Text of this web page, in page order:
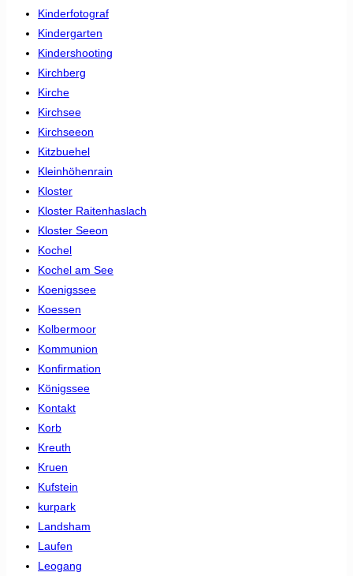
Kinderfotograf
Kindergarten
Kindershooting
Kirchberg
Kirche
Kirchsee
Kirchseeon
Kitzbuehel
Kleinhöhenrain
Kloster
Kloster Raitenhaslach
Kloster Seeon
Kochel
Kochel am See
Koenigssee
Koessen
Kolbermoor
Kommunion
Konfirmation
Königssee
Kontakt
Korb
Kreuth
Kruen
Kufstein
kurpark
Landsham
Laufen
Leogang